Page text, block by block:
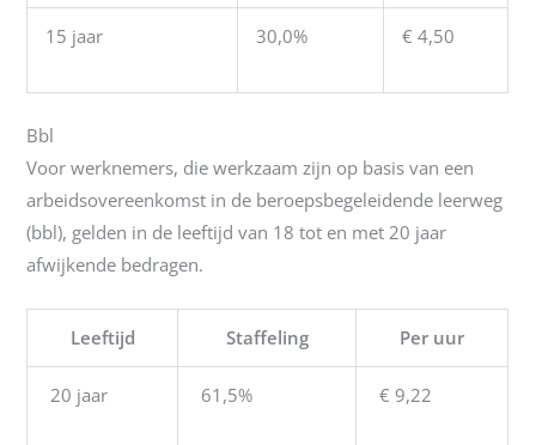
15 jaar 30,0% € 4,50
Bbl
Voor werknemers, die werkzaam zijn op basis van een
arbeidsovereenkomst in de beroepsbegeleidende leerweg
(bbl), gelden in de leeftijd van 18 tot en met 20 jaar
afwijkende bedragen.
Leeftijd Staffeling Per uur
20 jaar 61,5% € 9,22